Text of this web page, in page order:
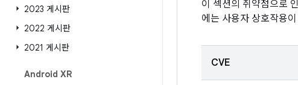
2023 게시판
2022 게시판
2021 게시판
Android XR
이 섹션의 취약점으로
에는 사용자 상호작용
CVE